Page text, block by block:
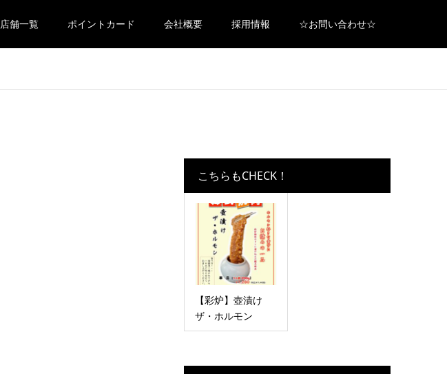
店舗一覧 ポイントカード 会社概要 採用情報 ☆お問い合わせ☆
こちらもCHECK！
【彩炉】壺漬け
ザ・ホルモン